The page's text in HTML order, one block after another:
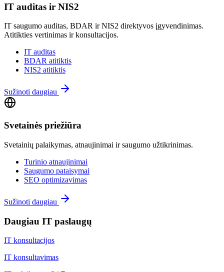
IT auditas ir NIS2
IT saugumo auditas, BDAR ir NIS2 direktyvos įgyvendinimas.
Atitikties vertinimas ir konsultacijos.
IT auditas
BDAR atitiktis
NIS2 atitiktis
Sužinoti daugiau
Svetainės priežiūra
Svetainių palaikymas, atnaujinimai ir saugumo užtikrinimas.
Turinio atnaujinimai
Saugumo pataisymai
SEO optimizavimas
Sužinoti daugiau
Daugiau IT paslaugų
IT konsultacijos
IT konsultavimas